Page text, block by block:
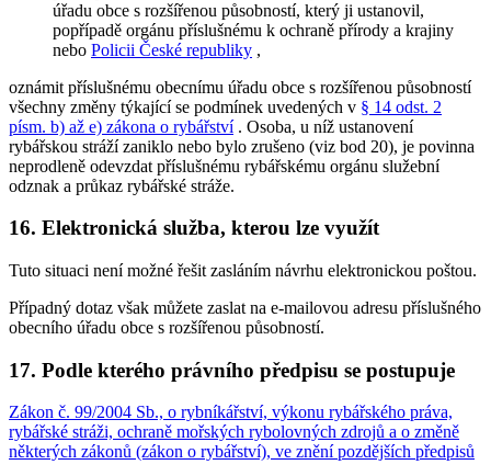
úřadu obce s rozšířenou působností, který ji ustanovil,
popřípadě orgánu příslušnému k ochraně přírody a krajiny
nebo Policii České republiky ,
oznámit příslušnému obecnímu úřadu obce s rozšířenou působností
všechny změny týkající se podmínek uvedených v § 14 odst. 2
písm. b) až e) zákona o rybářství. Osoba, u níž ustanovení
rybářskou stráží zaniklo nebo bylo zrušeno (viz bod 20), je povinna
neprodleně odevzdat příslušnému rybářskému orgánu služební
odznak a průkaz rybářské stráže.
16. Elektronická služba, kterou lze využít
Tuto situaci není možné řešit zasláním návrhu elektronickou poštou.
Případný dotaz však můžete zaslat na e-mailovou adresu příslušného
obecního úřadu obce s rozšířenou působností.
17. Podle kterého právního předpisu se postupuje
Zákon č. 99/2004 Sb., o rybníkářství, výkonu rybářského práva,
rybářské stráži, ochraně mořských rybolovných zdrojů a o změně
některých zákonů (zákon o rybářství), ve znění pozdějších předpisů